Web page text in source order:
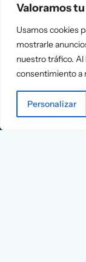
Valoramos
Usamos cookies
mostrarle
nuestro tráfico. Al
consentimiento a
Personalizar
Asociación
Española
de
Ejecutivos y